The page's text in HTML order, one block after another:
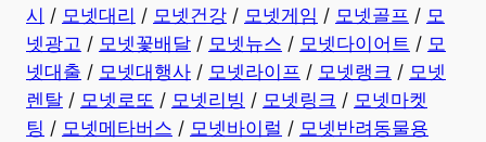
시 / 모넷대리 / 모넷건강 / 모넷게임 / 모넷골프 / 모
넷광고 / 모넷꽃배달 / 모넷뉴스 / 모넷다이어트 / 모
넷대출 / 모넷대행사 / 모넷라이프 / 모넷랭크 / 모넷
렌탈 / 모넷로또 / 모넷리빙 / 모넷링크 / 모넷마켓
팅 / 모넷메타버스 / 모넷바이럴 / 모넷반려동물용